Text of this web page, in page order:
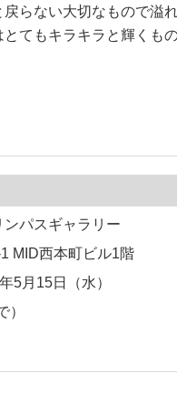
らない大切なもので溢
てもキラキラと輝くもの
パスギャラリー
MID西本町ビル1階
5月15日（水）
）